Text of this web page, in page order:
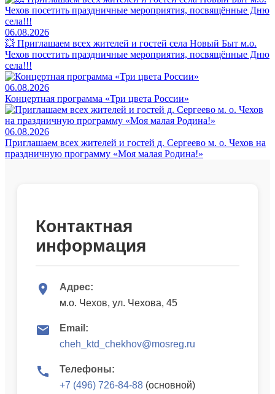
06.08.2026
💥 Приглашаем всех жителей и гостей села Новый Быт м.о.
Чехов посетить праздничные мероприятия, посвящённые Дню
села!!!
06.08.2026
Концертная программа «Три цвета России»
06.08.2026
Приглашаем всех жителей и гостей д. Сергеево м. о. Чехов на
праздничную программу «Моя малая Родина!»
Контактная
информация
Адрес:
м.о. Чехов, ул. Чехова, 45
Email:
cheh_ktd_chekhov@mosreg.ru
Телефоны:
+7 (496) 726-84-88 (основной)